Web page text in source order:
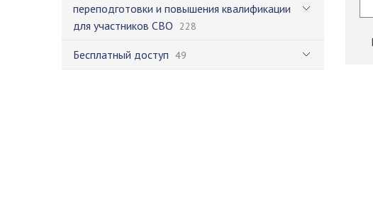
переподготовки и повышения квалификации
для участников СВО 228
Бесплатный доступ 49